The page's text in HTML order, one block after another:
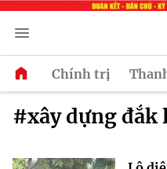
Chính trị
#xây dựng đắk